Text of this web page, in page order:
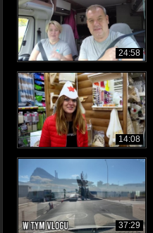
24:58
14:08
37:29